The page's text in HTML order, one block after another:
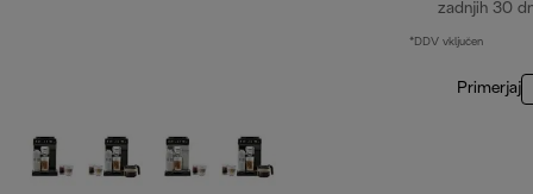
zadnjih 30
*DDV vključen
Primerjaj